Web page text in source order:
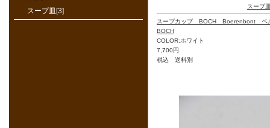
スープ
スープカップ BOCH Boerenbont ベ
BOCH
COLOR:ホワイト
7,700円
税込 送料別
スープ皿[3]